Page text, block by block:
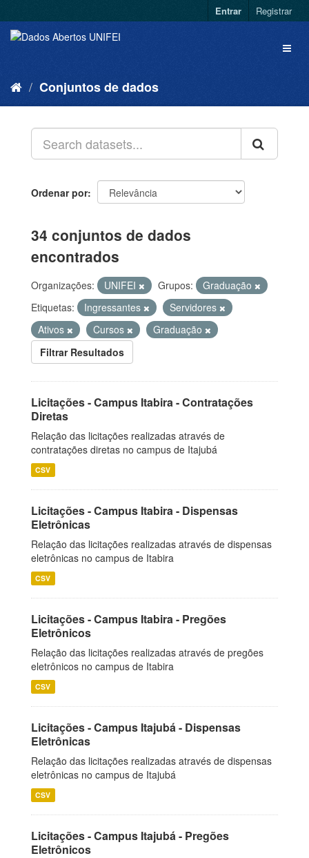
Entrar Registrar
Conjuntos de dados
Ordenar por
34 conjuntos de dados
encontrados
Organizações: UNIFEI Grupos:
Graduação
Etiquetas:
Ingressantes
Servidores
Ativos
Cursos
Graduação
Filtrar Resultados
Licitações - Campus Itabira - Contratações
Diretas
Relação das licitações realizadas através de
contratações diretas no campus de Itajubá
CSV
Licitações - Campus Itabira - Dispensas
Eletrônicas
Relação das licitações realizadas através de dispensas
eletrônicas no campus de Itabira
CSV
Licitações - Campus Itabira - Pregões
Eletrônicos
Relação das licitações realizadas através de pregões
eletrônicos no campus de Itabira
CSV
Licitações - Campus Itajubá - Dispensas
Eletrônicas
Relação das licitações realizadas através de dispensas
eletrônicas no campus de Itajubá
CSV
Licitações - Campus Itajubá - Pregões
Eletrônicos